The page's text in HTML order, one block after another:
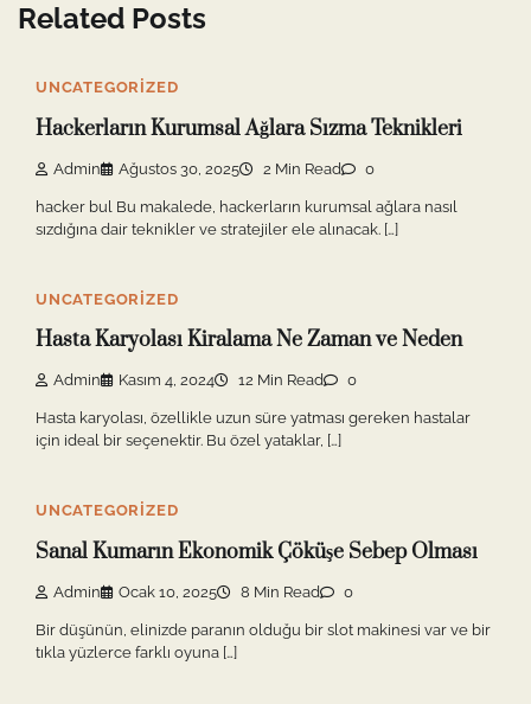
Related Posts
UNCATEGORIZED
Hackerların Kurumsal Ağlara Sızma Teknikleri
Admin Ağustos 30, 2025 2 Min Read 0
hacker bul Bu makalede, hackerların kurumsal ağlara nasıl
sızdığına dair teknikler ve stratejiler ele alınacak. […]
UNCATEGORIZED
Hasta Karyolası Kiralama Ne Zaman ve Neden
Admin Kasım 4, 2024 12 Min Read 0
Hasta karyolası, özellikle uzun süre yatması gereken hastalar
için ideal bir seçenektir. Bu özel yataklar, […]
UNCATEGORIZED
Sanal Kumarın Ekonomik Çöküşe Sebep Olması
Admin Ocak 10, 2025 8 Min Read 0
Bir düşünün, elinizde paranın olduğu bir slot makinesi var ve bir
tıkla yüzlerce farklı oyuna […]